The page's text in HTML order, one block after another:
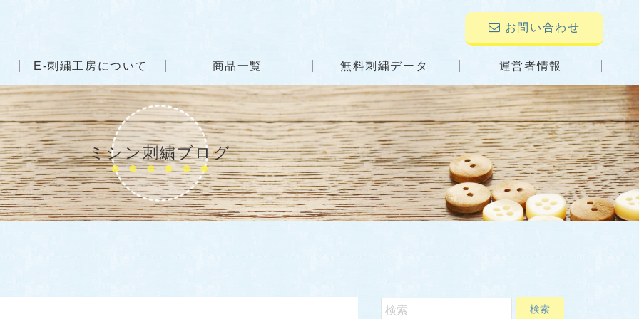
お問い合わせ
E-刺繍工房について 商品一覧 無料刺繍データ 運営者情報
ミシン刺繍ブログ